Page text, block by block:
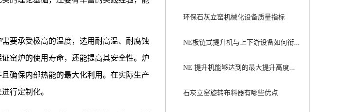
要承受极高的温度，选用耐高温、耐腐蚀
窑炉的使用寿命，还能提高其安全性。炉
确保内部热能的最大化利用。在实际生产
行定制化。
环保石灰立窑机械化设备质量指标
NE板链式提升机与上下游设备如何衔...
NE 提升机能够达到的最大提升高度...
石灰立窑旋转布料器有哪些优点